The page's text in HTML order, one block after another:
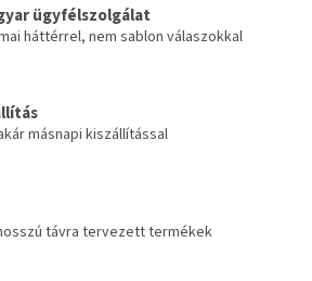
ügyfélszolgálat
háttérrel, nem sablon válaszokkal
másnapi kiszállítással
távra tervezett termékek